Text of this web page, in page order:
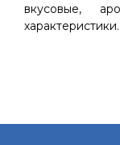
вкусовые,
характеристики.